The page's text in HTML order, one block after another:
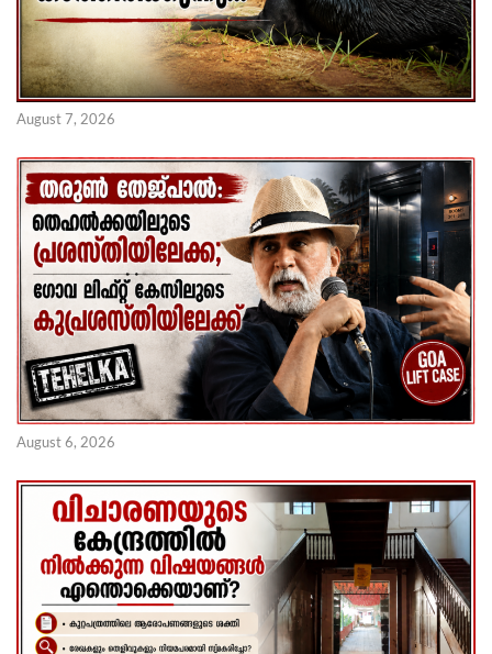
August 7, 2026
August 6, 2026